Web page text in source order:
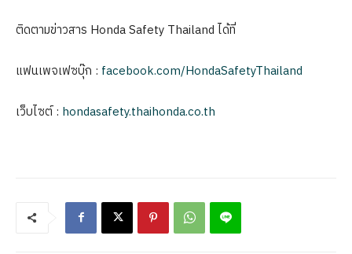
ติดตามข่าวสาร Honda Safety Thailand ได้ที่
แฟนเพจเฟซบุ๊ก : facebook.com/HondaSafetyThailand
เว็บไซต์ : hondasafety.thaihonda.co.th